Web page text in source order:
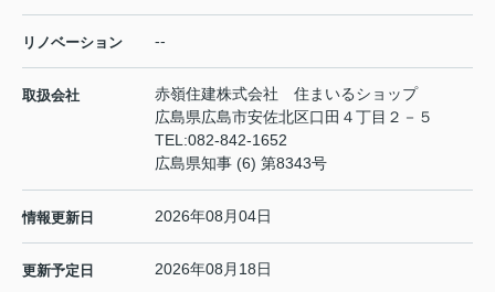
リノベーション --
取扱会社
赤嶺住建株式会社 住まいるショップ
広島県広島市安佐北区口田４丁目２－５
TEL:082-842-1652
広島県知事 (6) 第8343号
情報更新日 2026年08月04日
更新予定日 2026年08月18日